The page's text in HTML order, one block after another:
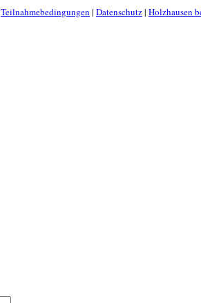
Teilnahmebedingungen | Datenschutz| Holzhausen